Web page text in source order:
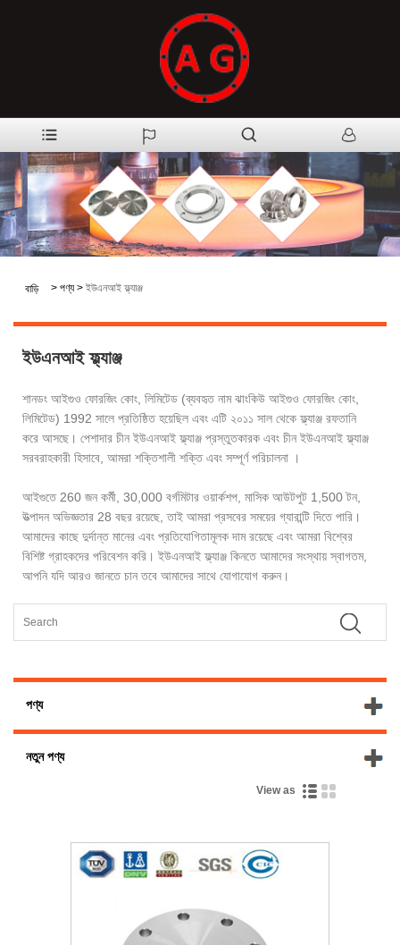
বাড়ি > পণ্য> ইউএনআই ফ্ল্যাঞ্জ
ইউএনআই ফ্ল্যাঞ্জ
শানডং আইগুও ফোরজিং কোং, লিমিটেড (ব্যবহৃত নাম ঝাংকিউ আইগুও ফোরজিং কোং,
লিমিটেড) 1992 সালে প্রতিষ্ঠিত হয়েছিল এবং এটি ২০১১ সাল থেকে ফ্ল্যাঞ্জ রফতানি
করে আসছে। পেশাদার চীন ইউএনআই ফ্ল্যাঞ্জ প্রস্তুতকারক এবং চীন ইউএনআই ফ্ল্যাঞ্জ
সরবরাহকারী হিসাবে, আমরা শক্তিশালী শক্তি এবং সম্পূর্ণ পরিচালনা ।
আইগুতে 260 জন কর্মী, 30,000 বর্গমিটার ওয়ার্কশপ, মাসিক আউটপুট 1,500 টন,
উত্পাদন অভিজ্ঞতার 28 বছর রয়েছে, তাই আমরা প্রসবের সময়ের গ্যারান্টি দিতে পারি।
আমাদের কাছে দুর্দান্ত মানের এবং প্রতিযোগিতামূলক দাম রয়েছে এবং আমরা বিশ্বের
বিশিষ্ট গ্রাহকদের পরিবেশন করি। ইউএনআই ফ্ল্যাঞ্জ কিনতে আমাদের সংস্থায় স্বাগতম,
আপনি যদি আরও জানতে চান তবে আমাদের সাথে যোগাযোগ করুন।
পণ্য
নতুন পণ্য
View as